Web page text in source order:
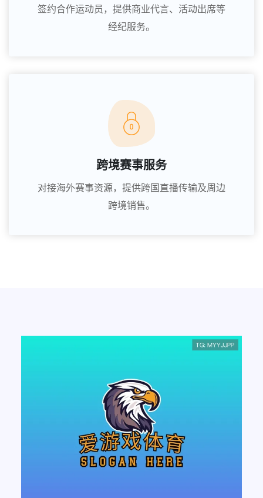
签约合作运动员，提供商业代言、活动出席等
经纪服务。
跨境赛事服务
对接海外赛事资源，提供跨国直播传输及周边
跨境销售。